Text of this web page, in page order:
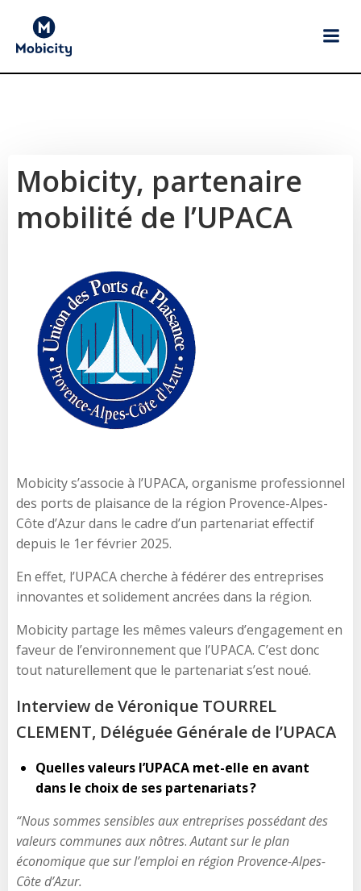
Mobicity, partenaire
mobilité de l’UPACA
Mobicity s’associe à l’UPACA, organisme professionnel
des ports de plaisance de la région Provence-Alpes-
Côte d’Azur dans le cadre d’un partenariat effectif
depuis le 1er février 2025.
En effet, l’UPACA cherche à fédérer des entreprises
innovantes et solidement ancrées dans la région.
Mobicity partage les mêmes valeurs d’engagement en
faveur de l’environnement que l’UPACA. C’est donc
tout naturellement que le partenariat s’est noué.
Interview de Véronique TOURREL
CLEMENT, Déléguée Générale de l’UPACA
Quelles valeurs l’UPACA met-elle en avant
dans le choix de ses partenariats ?
“Nous sommes sensibles aux entreprises possédant des
valeurs communes aux nôtres.Autant sur le plan
économique que sur l’emploi en région Provence-Alpes-
Côte d’Azur.